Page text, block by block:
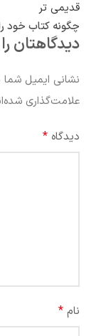
قدیمی تر
چگونه کتاب خود
دیدگاهتان
نشانی ایمیل
علامت‌گذاری
دیدگاه *
نام *